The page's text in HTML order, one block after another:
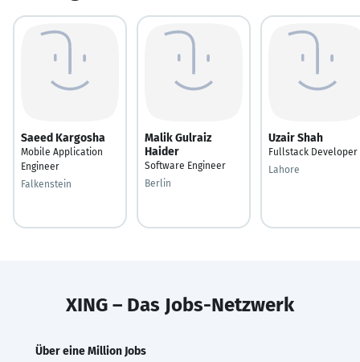
Saeed Kargosha
Mobile Application
Engineer
Falkenstein
Malik Gulraiz
Haider
Software Engineer
Berlin
Uzair Shah
Fullstack Developer
Lahore
XING – Das Jobs-Netzwerk
Über eine Million Jobs